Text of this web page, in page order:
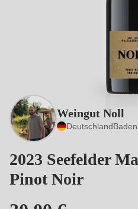
Weingut Noll
DeutschlandBaden
2023 Seefelder
Pinot Noir